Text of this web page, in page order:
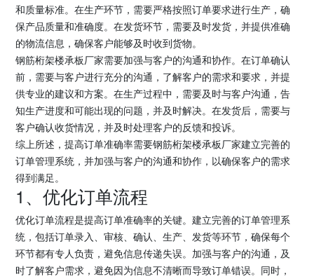
和质量标准。在生产环节，需要严格按照订单要求进行生产，确
保产品质量和准确度。在发货环节，需要及时发货，并提供准确
的物流信息，确保客户能够及时收到货物。
钢筋桁架楼承板厂家需要加强与客户的沟通和协作。在订单确认
前，需要与客户进行充分的沟通，了解客户的需求和要求，并提
供专业的建议和方案。在生产过程中，需要及时与客户沟通，告
知生产进度和可能出现的问题，并及时解决。在发货后，需要与
客户确认收货情况，并及时处理客户的反馈和投诉。
综上所述，提高订单准确率需要钢筋桁架楼承板厂家建立完善的
订单管理系统，并加强与客户的沟通和协作，以确保客户的需求
得到满足。
1、优化订单流程
优化订单流程是提高订单准确率的关键。建立完善的订单管理系
统，包括订单录入、审核、确认、生产、发货等环节，确保每个
环节都有专人负责，避免信息传递失误。加强与客户的沟通，及
时了解客户需求，避免因为信息不清晰而导致订单错误。同时，